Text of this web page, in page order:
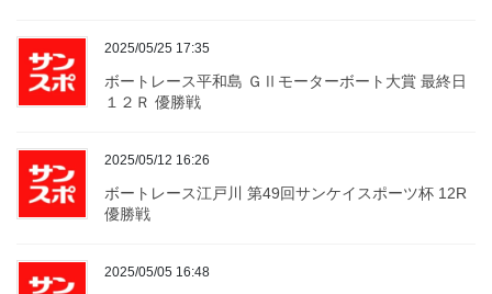
2025/05/25 17:35
ボートレース平和島 ＧⅡモーターボート大賞 最終日
１２Ｒ 優勝戦
2025/05/12 16:26
ボートレース江戸川 第49回サンケイスポーツ杯 12R
優勝戦
2025/05/05 16:48